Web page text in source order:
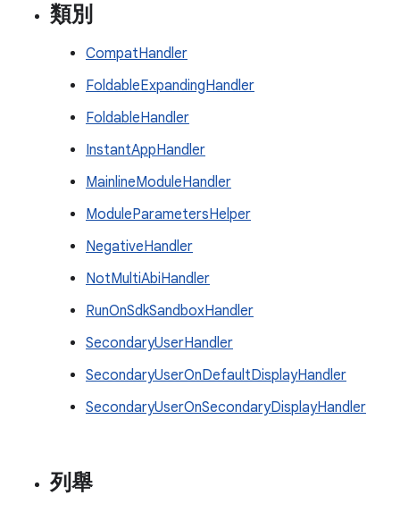
類別
CompatHandler
FoldableExpandingHandler
FoldableHandler
InstantAppHandler
MainlineModuleHandler
ModuleParametersHelper
NegativeHandler
NotMultiAbiHandler
RunOnSdkSandboxHandler
SecondaryUserHandler
SecondaryUserOnDefaultDisplayHandler
SecondaryUserOnSecondaryDisplayHandler
列舉